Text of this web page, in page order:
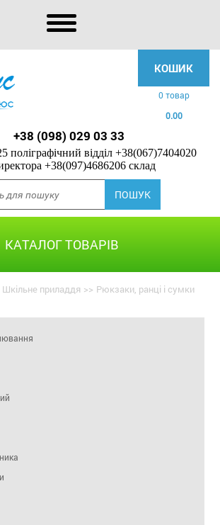
КОШИК
0 товар
0.00
+38 (098) 029 03 33
поліграфічний відділ +38(067)7404020
+38(097)4686206 склад
КАТАЛОГ ТОВАРІВ
Шкільне приладдя >> Рюкзаки, ранці і сумки